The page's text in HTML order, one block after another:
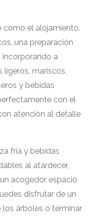
como el alojamiento.
una preparación
incorporando a
mariscos,
y bebidas
con el
atención al detalle
fría y bebidas
al atardecer,
acogedor espacio
disfrutar de un
árboles o terminar